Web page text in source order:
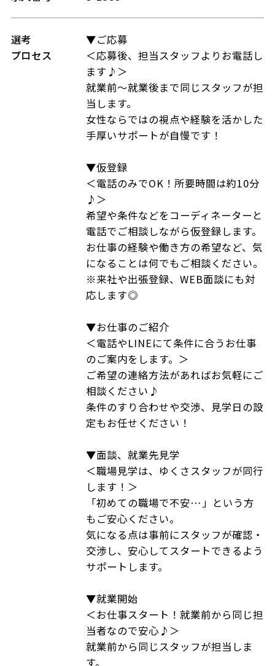
選考
プロセス
▼ご応募
＜応募後、担当スタッフよりお電話し
ます♪＞
就業前～就業後まで同じスタッフが担
当します。
女性ならではの視点や経験を活かした
手厚いサポートが自慢です！
▼仮登録
＜電話のみでOK！所要時間は約10分
♪＞
希望や条件などをコーディネーターと
電話でご相談しながら仮登録します。
お仕事の経験や働き方の希望など、気
になることは何でもご相談ください。
※来社や出張登録、WEB面談にも対
応します◎
▼お仕事のご紹介
＜電話やLINEにて条件に合うお仕事
のご案内をします。＞
ご希望の連絡方法があればお気軽にご
相談ください♪
条件のすり合わせや交渉、見学日の設
定もお任せください！
▼面談、就業先見学
＜職場見学は、ゆくさスタッフが同行
します！＞
「初めての職場で不安…」という方
もご安心ください。
気になる点は事前にスタッフが確認・
交渉し、安心してスタートできるよう
サポートします。
▼就業開始
＜お仕事スタート！就業前から同じ担
当者なので安心♪＞
就業前から同じスタッフが担当しま
す。